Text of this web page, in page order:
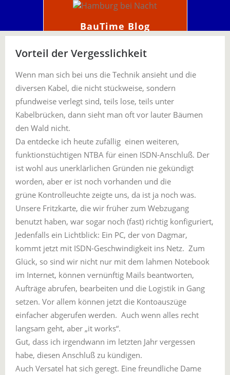
BauTime Blog
Vorteil der Vergesslichkeit
Wenn man sich bei uns die Technik ansieht und die
diversen Kabel, die nicht stückweise, sondern
pfundweise verlegt sind, teils lose, teils unter
Kabelbrücken, dann sieht man oft vor lauter Bäumen
den Wald nicht.
Da entdecke ich heute zufällig einen weiteren,
funktionstüchtigen NTBA für einen ISDN-Anschluß. Der
ist wohl aus unerklärlichen Gründen nie gekündigt
worden, aber er ist noch vorhanden und die
grüne Kontrolleuchte zeigte uns, da ist ja noch was.
Unsere Fritzkarte, die wir früher zum Webzugang
benutzt haben, war sogar noch (fast) richtig konfiguriert,
Jedenfalls ein Lichtblick: Ein PC, der von Dagmar,
kommt jetzt mit ISDN-Geschwindigkeit ins Netz. Zum
Glück, so sind wir nicht nur mit dem lahmen Notebook
im Internet, können vernünftig Mails beantworten,
Aufträge abrufen, bearbeiten und die Logistik in Gang
setzen. Vor allem können jetzt die Kontoauszüge
einfacher abgerufen werden. Auch wenn alles recht
langsam geht, aber „it works“.
Gut, dass ich irgendwann im letzten Jahr vergessen
habe, diesen Anschluß zu kündigen.
Auch Versatel hat sich geregt. Eine freundliche Dame